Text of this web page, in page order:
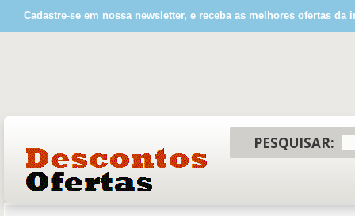
Cadastre-se em nossa newsletter, e receba as melhores ofertas da
PESQUISAR: